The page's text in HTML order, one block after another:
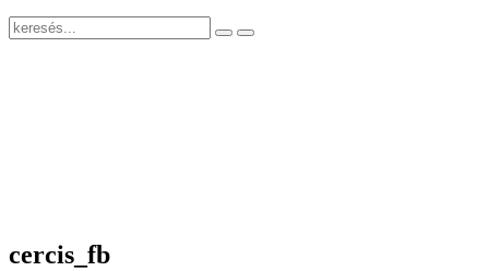
cercis_fb